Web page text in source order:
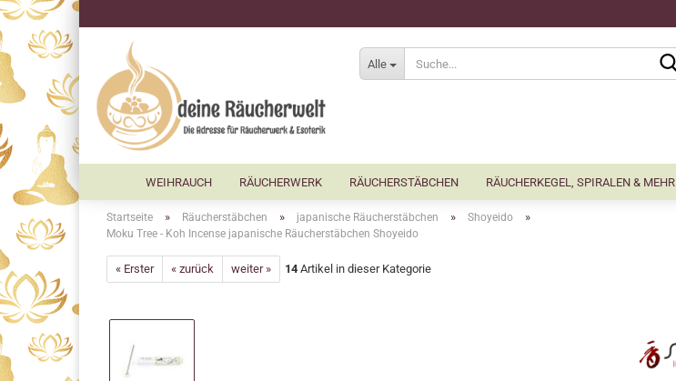
Alle
WEIHRAUCH RÄUCHERWERK RÄUCHERSTÄBCHEN RÄUCHERKEGEL, SPIRALEN & MEHR
Startseite » Räucherstäbchen » japanische Räucherstäbchen » Shoyeido »
Moku Tree - Koh Incense japanische Räucherstäbchen Shoyeido
« Erster « zurück weiter » 14 Artikel in dieser Kategorie